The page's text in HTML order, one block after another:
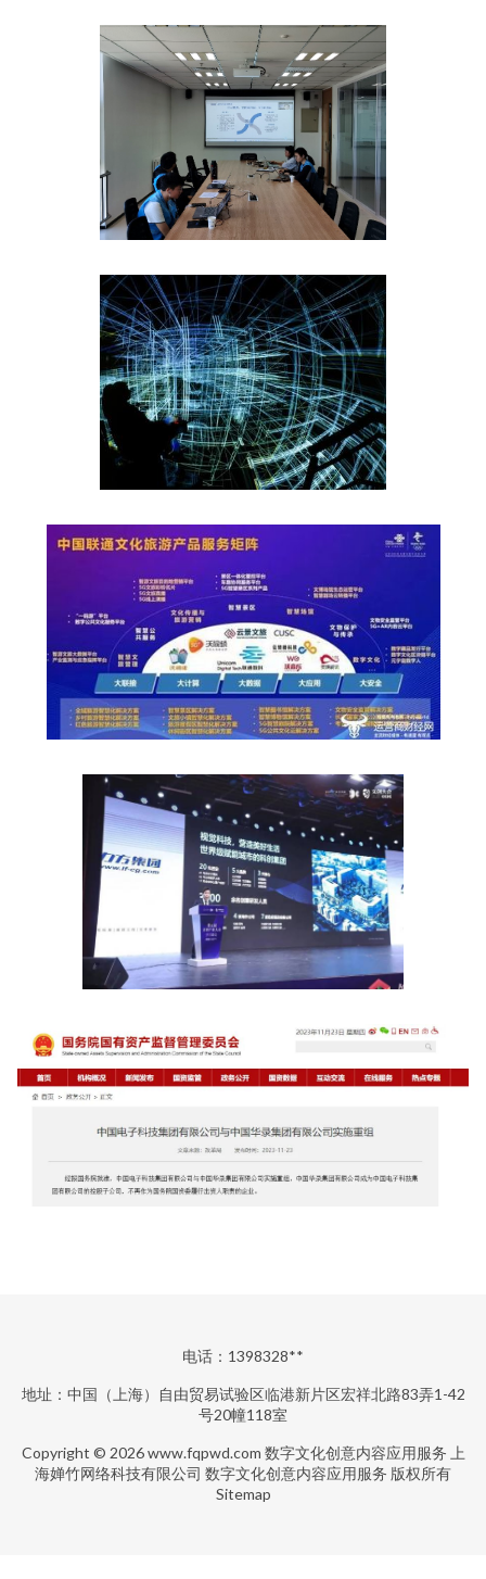
电话：1398328**
地址：中国（上海）自由贸易试验区临港新片区宏祥北路83弄1-42
号20幢118室
Copyright © 2026www.fqpwd.com 数字文化创意内容应用服务 上
海婵竹网络科技有限公司 数字文化创意内容应用服务 版权所有
Sitemap